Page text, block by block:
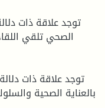
توجد علاقة ذات
الصحي تلقي
بالعناية الصحية